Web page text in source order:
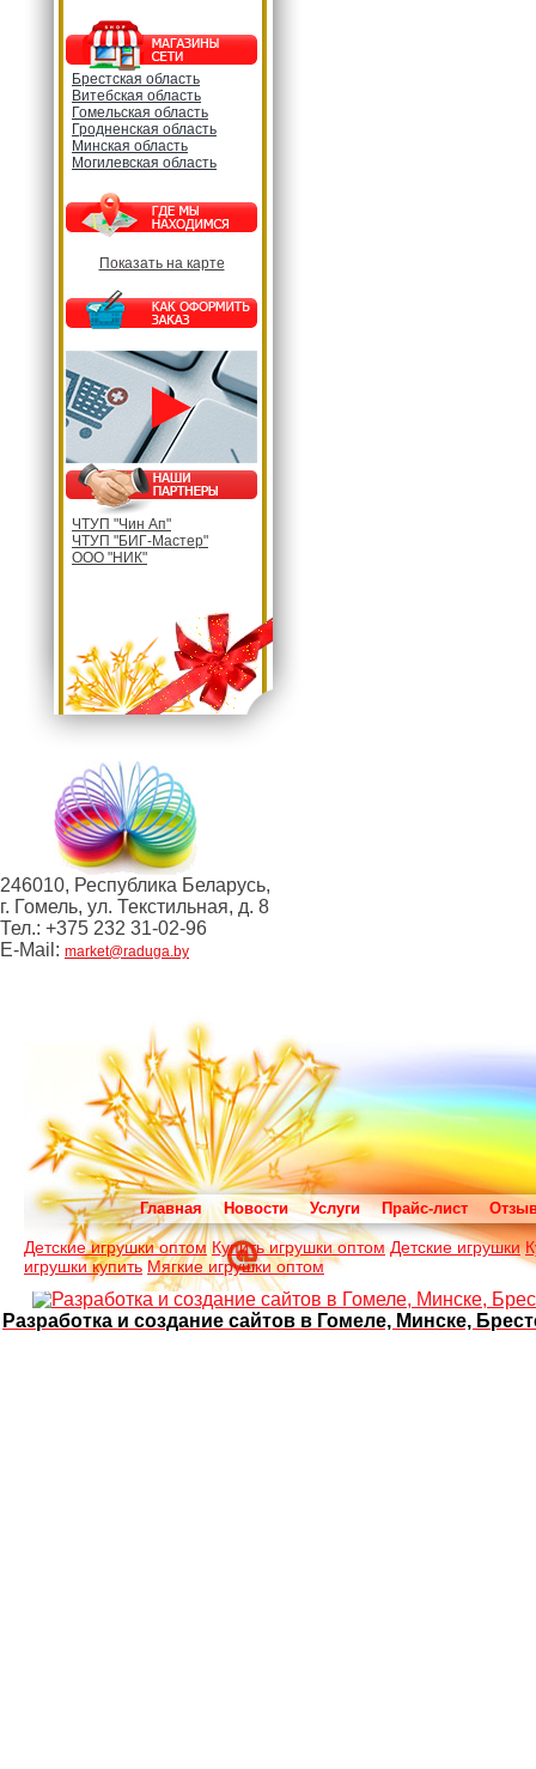
Брестская область
Витебская область
Гомельская область
Гродненская область
Минская область
Могилевская область
Показать на карте
ЧТУП "Чин Ап"
ЧТУП "БИГ-Мастер"
ООО "НИК"
246010, Республика Беларусь,
г. Гомель, ул. Текстильная, д. 8
Тел.: +375 232 31-02-96
E-Mail: market@raduga.by
Главная Новости Услуги Прайс-лист
Детские игрушки оптом Купить игрушки оптом Детские игрушки
игрушки купить Мягкие игрушки оптом
Разработка и создание сайтов в Гомеле, Минске,